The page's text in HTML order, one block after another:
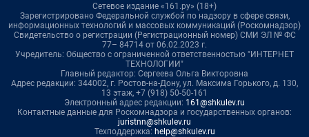
Сетевое издание «161.ру» (18+)
Зарегистрировано Федеральной службой по надзору в сфере связи,
информационных технологий и массовых коммуникаций (Роскомнадзор)
Свидетельство о регистрации (Регистрационный номер) СМИ ЭЛ № ФС
77– 84714 от 06.02.2023 г.
Учредитель: Общество с ограниченной ответственностью "ИНТЕРНЕТ
ТЕХНОЛОГИИ"
Главный редактор: Сергеева Ольга Викторовна
Адрес редакции: 344002, г. Ростов-на-Дону, ул. Максима Горького, д. 130,
13 этаж, +7 (918) 50-50-161
Электронный адрес редакции: 161@shkulev.ru
Контактные данные для Роскомнадзора и государственных органов:
juristnn@shkulev.ru
Техподдержка: help@shkulev.ru